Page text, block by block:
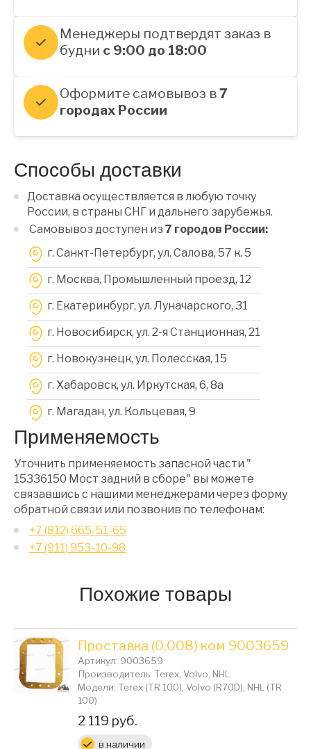
Менеджеры подтвердят заказ в
будни с 9:00 до 18:00
Оформите самовывоз в7
городах России
Способы доставки
Доставка осуществляется в любую точку
России, в страны СНГ и дальнего зарубежья.
Самовывоз доступен из 7 городов России:
г. Санкт-Петербург, ул. Салова, 57 к. 5
г. Москва, Промышленный проезд, 12
г. Екатеринбург, ул. Луначарского, 31
г. Новосибирск, ул. 2-я Станционная, 21
г. Новокузнецк, ул. Полесская, 15
г. Хабаровск, ул. Иркутская, 6, 8a
г. Магадан, ул. Кольцевая, 9
Применяемость
Уточнить применяемость запасной части "
15336150 Мост задний в сборе" вы можете
связавшись с нашими менеджерами через форму
обратной связи или позвонив по телефонам:
+7 (812) 665-51-65
+7 (911) 953-10-98
Похожие товары
Проставка (0,008) ком 9003659
Артикул: 9003659
Производитель: Terex, Volvo, NHL
Модели: Terex (TR 100), Volvo (R70D), NHL (TR
100)
Цена:
2 119 руб.
в наличии